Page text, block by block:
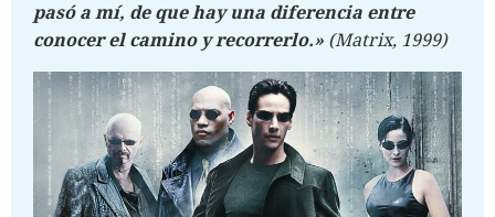
pasó a mí, de que hay una diferencia entre
conocer el camino y recorrerlo.» (Matrix, 1999)